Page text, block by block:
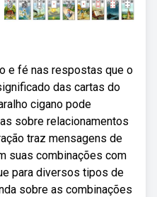
e fé nas respostas que o
das cartas do
cigano pode
sobre relacionamentos
traz mensagens de
suas combinações com
para diversos tipos de
sobre as combinações